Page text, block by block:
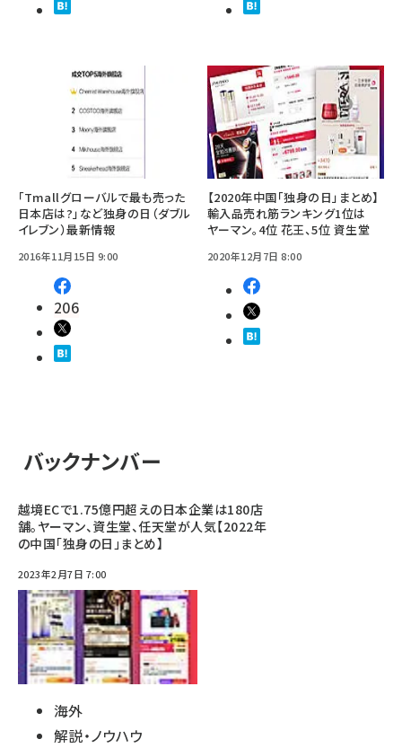
「Tmallグローバルで最も売った
日本店は?」など独身の日（ダブル
イレブン）最新情報
2016年11月15日 9:00
206
【2020年中国「独身の日」まとめ】
輸入品売れ筋ランキング1位は
ヤーマン。4位 花王、5位 資生堂
2020年12月7日 8:00
バックナンバー
越境ECで1.75億円超えの日本企業は180店
舗。ヤーマン、資生堂、任天堂が人気【2022年
の中国「独身の日」まとめ】
2023年2月7日 7:00
海外
解説・ノウハウ